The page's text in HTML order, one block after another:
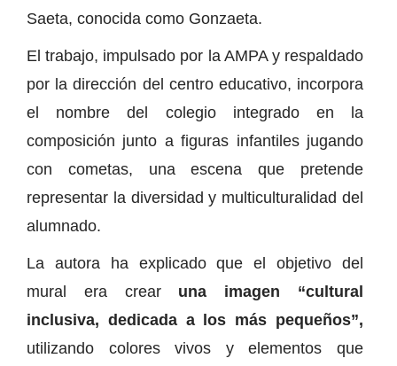
Saeta, conocida como Gonzaeta.
El trabajo, impulsado por la AMPA y respaldado
por la dirección del centro educativo, incorpora
el nombre del colegio integrado en la
composición junto a figuras infantiles jugando
con cometas, una escena que pretende
representar la diversidad y multiculturalidad del
alumnado.
La autora ha explicado que el objetivo del
mural era crear una imagen “cultural
inclusiva, dedicada a los más pequeños”,
utilizando colores vivos y elementos que